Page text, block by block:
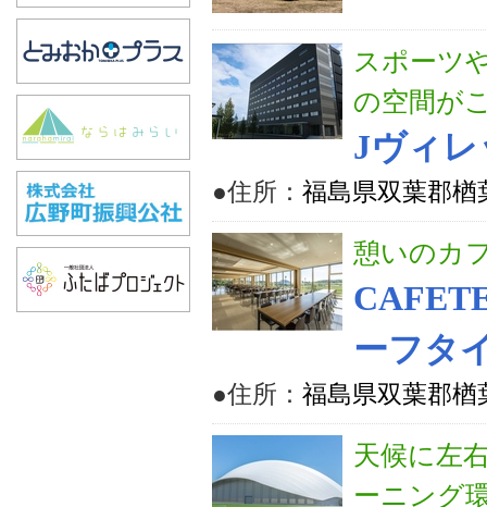
スポーツ
の空間が
Jヴィ
●住所： 福島県双葉郡楢
憩いのカ
ーフタ
●住所： 福島県双葉郡楢
天候に左
ーニング